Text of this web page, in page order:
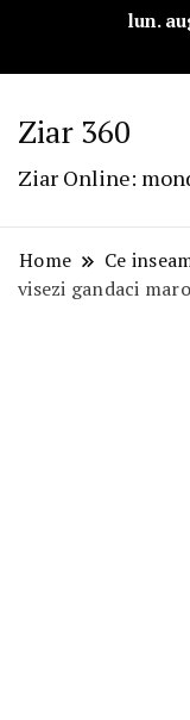
lun.
Ziar 360
Ziar Online:
Home Ce
visezi gandaci maro